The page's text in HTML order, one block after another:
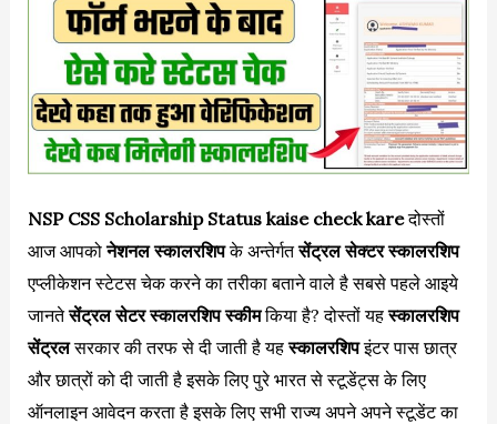
NSP CSS Scholarship Status kaise check kareदोस्तों
आज आपकोनेशनल स्कालरशिपके अन्तेर्गतसेंट्रल सेक्टर स्कालरशिप
एप्लीकेशन स्टेटस चेक करने का तरीका बताने वाले है सबसे पहले आइये
जानतेसेंट्रल सेटर स्कालरशिप स्कीमकिया है? दोस्तों यहस्कालरशिप
सेंट्रलसरकार की तरफ से दी जाती है यहस्कालरशिपइंटर पास छात्र
और छात्रों को दी जाती है इसके लिए पुरे भारत से स्टूडेंट्स के लिए
ऑनलाइन आवेदन करता है इसके लिए सभी राज्य अपने अपने स्टूडेंट का